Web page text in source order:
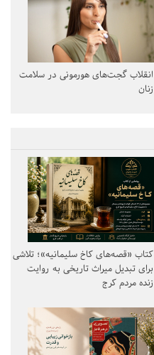
انقلاب گجت‌های هورمونی در سلامت
زنان
کتاب «قصه‌های کاخ سلیمانیه»؛ تلاشی
برای تبدیل میراث تاریخی به روایت
زنده مردم کرج